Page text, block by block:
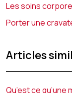
Les soins
Porter une
Articles
Qu’est ce